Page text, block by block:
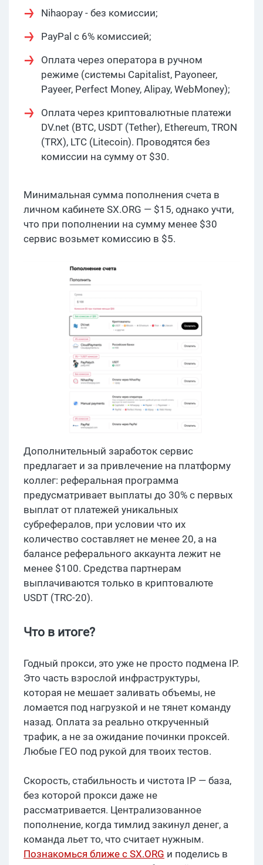
Nihaopay - без комиссии;
PayPal с 6% комиссией;
Оплата через оператора в ручном
режиме (системы Capitalist, Payoneer,
Payeer, Perfect Money, Alipay, WebMoney);
Оплата через криптовалютные платежи
DV.net (BTC, USDT (Tether), Ethereum, TRON
(TRX), LTC (Litecoin). Проводятся без
комиссии на сумму от $30.
Минимальная сумма пополнения счета в
личном кабинете SX.ORG — $15, однако учти,
что при пополнении на сумму менее $30
сервис возьмет комиссию в $5.
Дополнительный заработок сервис
предлагает и за привлечение на платформу
коллег: реферальная программа
предусматривает выплаты до 30% с первых
выплат от платежей уникальных
субрефералов, при условии что их
количество составляет не менее 20, а на
балансе реферального аккаунта лежит не
менее $100. Средства партнерам
выплачиваются только в криптовалюте
USDT (TRC-20).
Что в итоге?
Годный прокси, это уже не просто подмена IP.
Это часть взрослой инфраструктуры,
которая не мешает заливать объемы, не
ломается под нагрузкой и не тянет команду
назад. Оплата за реально открученный
трафик, а не за ожидание починки проксей.
Любые ГЕО под рукой для твоих тестов.
Скорость, стабильность и чистота IP — база,
без которой прокси даже не
рассматривается. Централизованное
пополнение, когда тимлид закинул денег, а
команда льет то, что считает нужным.
Познакомься ближе с SX.ORG и поделись в